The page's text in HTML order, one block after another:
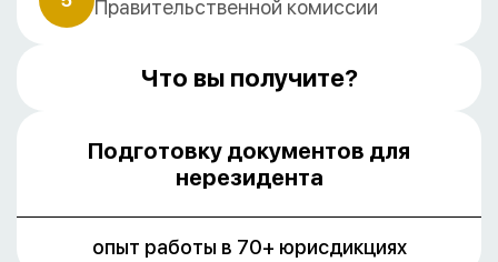
Правительственной комиссии
Что вы получите?
Подготовку документов для
нерезидента
опыт работы в 70+ юрисдикциях